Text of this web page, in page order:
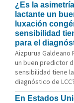
¿Es la
lactante un
luxación
sensibilidad
para el
Aizpurua Galdeano
un buen predictor
sensibilidad tiene
diagnóstico de
En Estados